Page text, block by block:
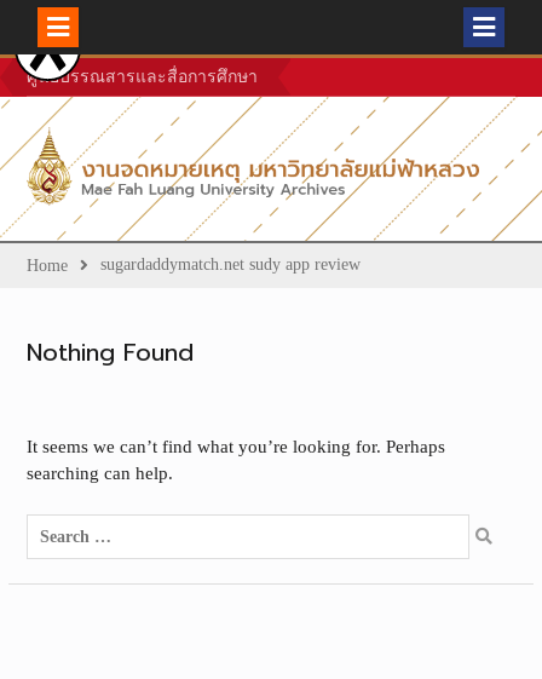
Skip
to
content
ศูนย์บรรณสารและสื่อการศึกษา
Home sugardaddymatch.net sudy app review
Nothing Found
It seems we can’t find what you’re looking for. Perhaps
searching can help.
Search
for: